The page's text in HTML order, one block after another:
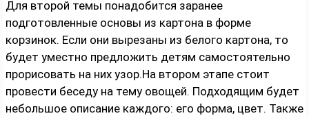
Для второй темы понадобится заранее
подготовленные основы из картона в форме
корзинок. Если они вырезаны из белого картона, то
будет уместно предложить детям самостоятельно
прорисовать на них узор.На втором этапе стоит
провести беседу на тему овощей. Подходящим будет
небольшое описание каждого: его форма, цвет. Также